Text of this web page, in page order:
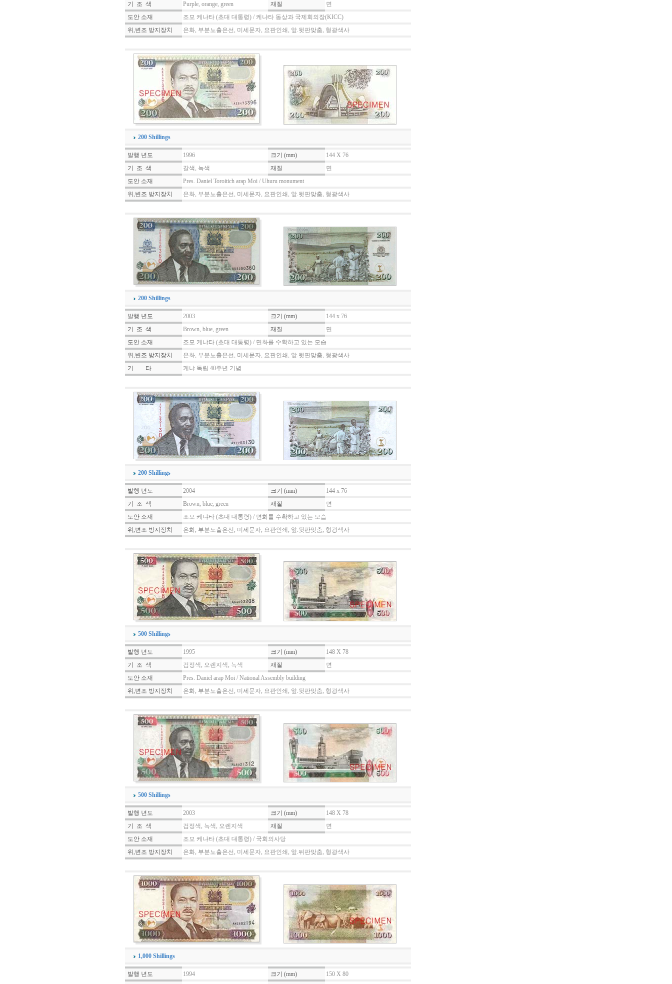
기 조 색
Purple, orange, green 재질
면
도안 소재
조모 케냐타 (초대 대통령) / 케냐타 동상과 국제회의장(KICC)
위,변조 방지장치
은화, 부분노출은선, 미세문자, 요판인쇄, 앞.뒷판맞춤, 형광색사
200 Shillings
발행 년도 1996 크기 (mm)
144 X 76
기 조 색
갈색, 녹색 재질
면
도안 소재
Pres. Daniel Toroitich arap Moi / Uhuru monument
위,변조 방지장치
은화, 부분노출은선, 미세문자, 요판인쇄, 앞.뒷판맞춤, 형광색사
200 Shillings
발행 년도 2003 크기 (mm)
144 x 76
기 조 색
Brown, blue, green 재질
면
도안 소재
조모 케냐타 (초대 대통령) / 면화를 수확하고 있는 모습
위,변조 방지장치
은화, 부분노출은선, 미세문자, 요판인쇄, 앞.뒷판맞춤, 형광색사
기
타 케냐 독립 40주년 기념
200 Shillings
발행 년도 2004 크기 (mm)
144 x 76
기 조 색
Brown, blue, green 재질
면
도안 소재
조모 케냐타 (초대 대통령) / 면화를 수확하고 있는 모습
위,변조 방지장치
은화, 부분노출은선, 미세문자, 요판인쇄, 앞.뒷판맞춤, 형광색사
500 Shillings
발행 년도 1995 크기 (mm)
148 X 78
기 조 색
검정색, 오렌지색, 녹색 재질
면
도안 소재
Pres. Daniel arap Moi / National Assembly building
위,변조 방지장치
은화, 부분노출은선, 미세문자, 요판인쇄, 앞.뒷판맞춤, 형광색사
500 Shillings
발행 년도 2003 크기 (mm)
148 X 78
기 조 색
검정색, 녹색, 오렌지색 재질
면
도안 소재
조모 케냐타 (초대 대통령) / 국회의사당
위,변조 방지장치
은화, 부분노출은선, 미세문자, 요판인쇄, 앞.뒤판맞춤, 형광색사
1,000 Shillings
발행 년도 1994 크기 (mm)
150 X 80